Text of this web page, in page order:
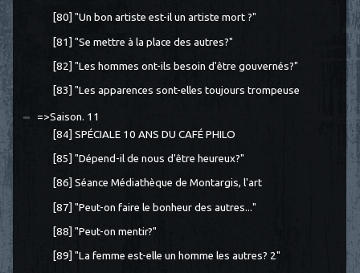
[80] "Un bon artiste est-il un artiste mort ?"
[81] "Se mettre à la place des autres?"
[82] "Les hommes ont-ils besoin d'être gouvernés?"
[83] "Les apparences sont-elles toujours trompeuse
=>Saison. 11
[84] SPÉCIALE 10 ANS DU CAFÉ PHILO
[85] "Dépend-il de nous d'être heureux?"
[86] Séance Médiathèque de Montargis, l'art
[87] "Peut-on faire le bonheur des autres..."
[88] "Peut-on mentir?"
[89] "La femme est-elle un homme les autres? 2"